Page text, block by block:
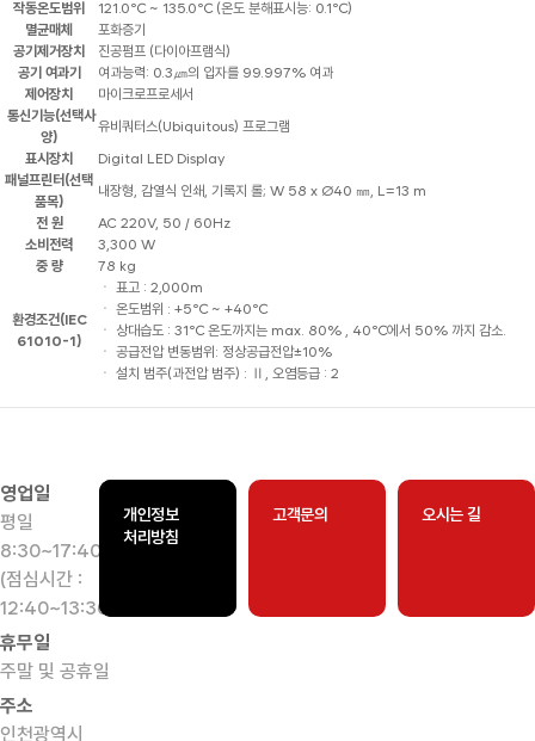
작동온도범위
121.0℃ ~ 135.0℃ (온도 분해표시능: 0.1℃)
멸균매체
포화증기
공기제거장치
진공펌프 (다이아프램식)
공기 여과기
여과능력: 0.3㎛의 입자를 99.997% 여과
제어장치
마이크로프로세서
통신기능(선택사
양)
유비쿼터스(Ubiquitous) 프로그램
표시장치
Digital LED Display
패널프린터(선택
품목)
내장형, 감열식 인쇄, 기록지 롤; W 58 x Ø40 ㎜, L=13 m
전 원
AC 220V, 50 / 60Hz
소비전력
3,300 W
중 량
78 kg
환경조건(IEC
61010-1)
ㆍ 표고 : 2,000m
ㆍ 온도범위 : +5℃ ~ +40℃
ㆍ 상대습도 : 31℃ 온도까지는 max. 80% , 40℃에서 50% 까지 감소.
ㆍ 공급전압 변동범위: 정상공급전압±10%
ㆍ 설치 범주(과전압 범주) : Ⅱ, 오염등급 : 2
영업일
평일
8:30~17:40
(점심시간 :
12:40~13:30)
휴무일
주말 및 공휴일
주소
인천광역시
개인정보
처리방침
고객문의 오시는 길